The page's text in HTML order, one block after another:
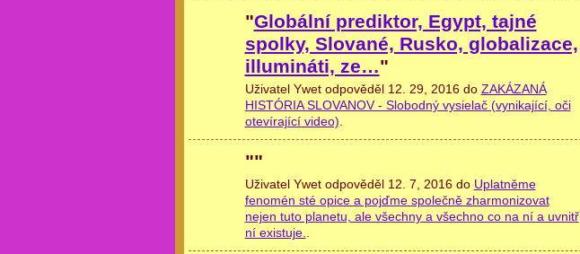
"Globální prediktor, Egypt, tajné
spolky, Slované, Rusko, globalizace,
illumináti, ze…"
Uživatel Ywet odpověděl 12. 29, 2016 do ZAKÁZANÁ
HISTÓRIA SLOVANOV - Slobodný vysielač (vynikající, oči
otevírající video).
""
Uživatel Ywet odpověděl 12. 7, 2016 do Uplatněme
fenomén sté opice a pojďme společně zharmonizovat
nejen tuto planetu, ale všechny a všechno co na ní a uvnitř
ní existuje..